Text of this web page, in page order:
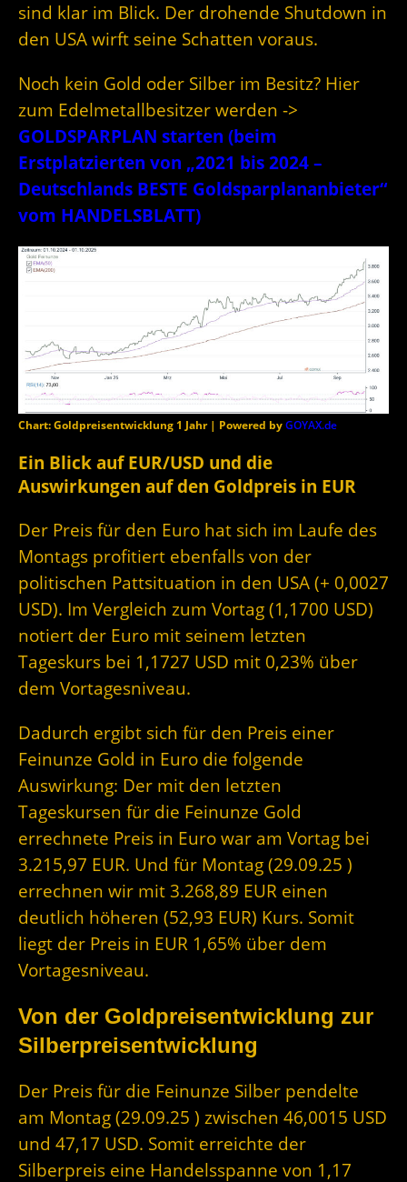
sind klar im Blick. Der drohende Shutdown in
den USA wirft seine Schatten voraus.
Noch kein Gold oder Silber im Besitz? Hier
zum Edelmetallbesitzer werden ->
GOLDSPARPLAN starten (beim
Erstplatzierten von „2021 bis 2024 –
Deutschlands BESTE Goldsparplananbieter“
vom HANDELSBLATT)
Chart: Goldpreisentwicklung 1 Jahr | Powered byGOYAX.de
Ein Blick auf EUR/USD und die
Auswirkungen auf den Goldpreis in EUR
Der Preis für den Euro hat sich im Laufe des
Montags profitiert ebenfalls von der
politischen Pattsituation in den USA (+ 0,0027
USD). Im Vergleich zum Vortag (1,1700 USD)
notiert der Euro mit seinem letzten
Tageskurs bei 1,1727 USD mit 0,23% über
dem Vortagesniveau.
Dadurch ergibt sich für den Preis einer
Feinunze Gold in Euro die folgende
Auswirkung: Der mit den letzten
Tageskursen für die Feinunze Gold
errechnete Preis in Euro war am Vortag bei
3.215,97 EUR. Und für Montag (29.09.25 )
errechnen wir mit 3.268,89 EUR einen
deutlich höheren (52,93 EUR) Kurs. Somit
liegt der Preis in EUR 1,65% über dem
Vortagesniveau.
Von der Goldpreisentwicklung zur
Silberpreisentwicklung
Der Preis für die Feinunze Silber pendelte
am Montag (29.09.25 ) zwischen 46,0015 USD
und 47,17 USD. Somit erreichte der
Silberpreis eine Handelsspanne von 1,17